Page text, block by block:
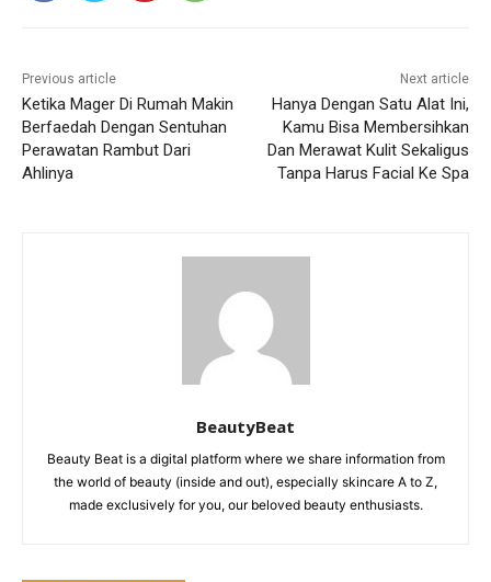
Previous article
Ketika Mager Di Rumah Makin
Berfaedah Dengan Sentuhan
Perawatan Rambut Dari
Ahlinya
Next article
Hanya Dengan Satu Alat Ini,
Kamu Bisa Membersihkan
Dan Merawat Kulit Sekaligus
Tanpa Harus Facial Ke Spa
BeautyBeat
Beauty Beat is a digital platform where we share information from
the world of beauty (inside and out), especially skincare A to Z,
made exclusively for you, our beloved beauty enthusiasts.